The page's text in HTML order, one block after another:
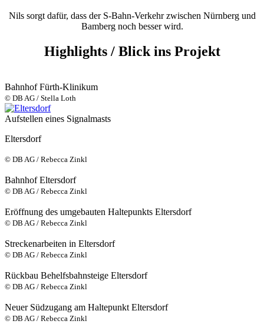
Nils sorgt dafür, dass der S-Bahn-Verkehr zwischen Nürnberg und
Bamberg noch besser wird.
Highlights / Blick ins Projekt
Bahnhof Fürth-Klinikum
© DB AG / Stella Loth
Aufstellen eines Signalmasts
Eltersdorf
© DB AG / Rebecca Zinkl
Bahnhof Eltersdorf
© DB AG / Rebecca Zinkl
Eröffnung des umgebauten Haltepunkts Eltersdorf
© DB AG / Rebecca Zinkl
Streckenarbeiten in Eltersdorf
© DB AG / Rebecca Zinkl
Rückbau Behelfsbahnsteige Eltersdorf
© DB AG / Rebecca Zinkl
Neuer Südzugang am Haltepunkt Eltersdorf
© DB AG / Rebecca Zinkl